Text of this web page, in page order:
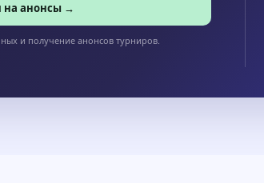
на анонсы →
и получение анонсов турниров.